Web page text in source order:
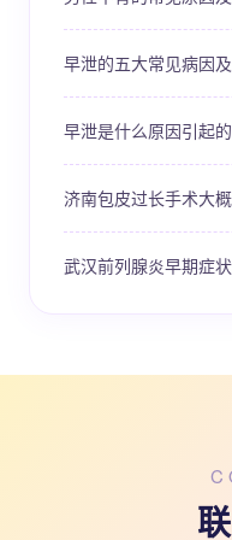
早泄的五大常见病因
早泄是什么原因引起
济南包皮过长手术大
武汉前列腺炎早期症